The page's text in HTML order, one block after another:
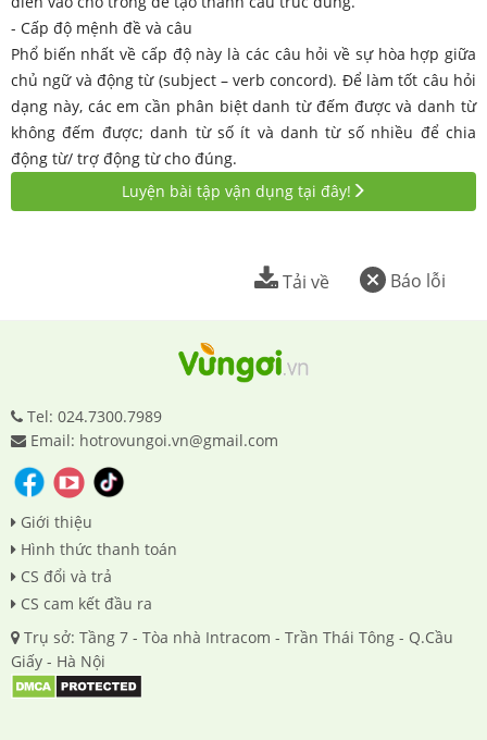
- Cấp độ mệnh đề và câu
Phổ biến nhất về cấp độ này là các câu hỏi về sự hòa hợp giữa
chủ ngữ và động từ (subject – verb concord). Để làm tốt câu hỏi
dạng này, các em cần phân biệt danh từ đếm được và danh từ
không đếm được; danh từ số ít và danh từ số nhiều để chia
động từ/ trợ động từ cho đúng.
Luyện bài tập vận dụng tại đây!
Báo lỗi
Tải về
Tel: 024.7300.7989
Email: hotrovungoi.vn@gmail.com
Giới thiệu
Hình thức thanh toán
CS đổi và trả
CS cam kết đầu ra
Trụ sở: Tầng 7 - Tòa nhà Intracom - Trần Thái Tông - Q.Cầu
Giấy - Hà Nội